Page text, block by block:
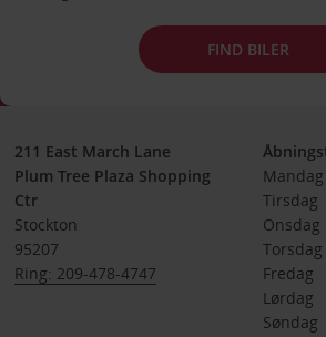
FIND BILER
211 East March Lane
Plum Tree Plaza Shopping
Ctr
Stockton
95207
Ring: 209-478-4747
Mandag
Tirsdag
Onsdag
Torsdag
Fredag
Lørdag
Søndag